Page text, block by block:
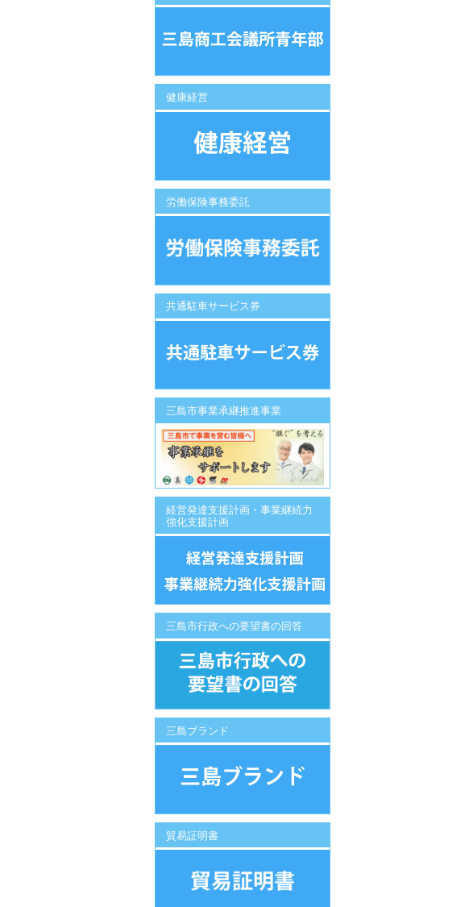
健康経営
労働保険事務委託
共通駐車サービス券
三島市事業承継推進事業
経営発達支援計画・事業継続力
強化支援計画
三島市行政への要望書の回答
三島ブランド
貿易証明書